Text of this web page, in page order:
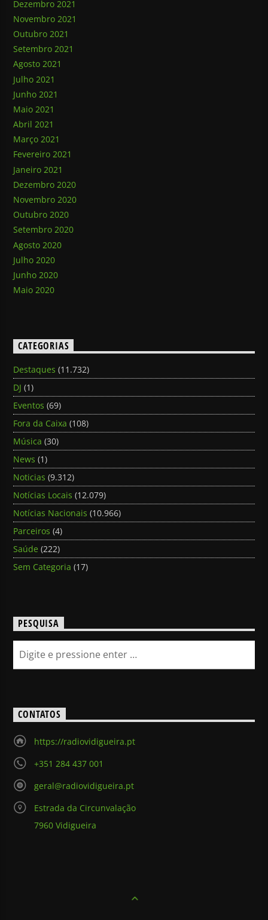
Dezembro 2021
Novembro 2021
Outubro 2021
Setembro 2021
Agosto 2021
Julho 2021
Junho 2021
Maio 2021
Abril 2021
Março 2021
Fevereiro 2021
Janeiro 2021
Dezembro 2020
Novembro 2020
Outubro 2020
Setembro 2020
Agosto 2020
Julho 2020
Junho 2020
Maio 2020
CATEGORIAS
Destaques (11.732)
DJ (1)
Eventos (69)
Fora da Caixa (108)
Música (30)
News (1)
Noticias (9.312)
Notícias Locais (12.079)
Notícias Nacionais (10.966)
Parceiros (4)
Saúde (222)
Sem Categoria (17)
PESQUISA
CONTATOS
https://radiovidigueira.pt
+351 284 437 001
geral@radiovidigueira.pt
Estrada da Circunvalação
7960 Vidigueira